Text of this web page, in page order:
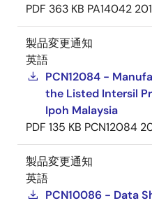
PDF 363 KB PA14042
製品変更通知
英語
PCN12084 -
the Listed Intersil
Ipoh Malaysia
PDF 135 KB PCN12084
製品変更通知
英語
PCN10086 - Data